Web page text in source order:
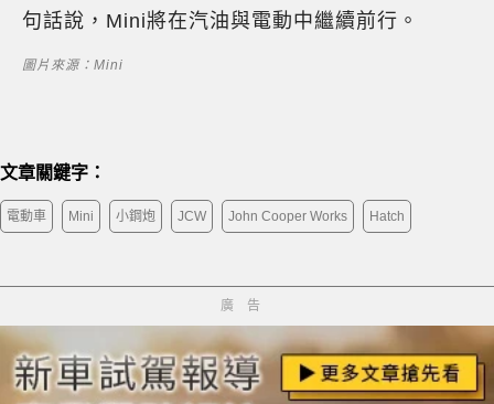
句話說，Mini將在汽油與電動中繼續前行。
圖片來源：Mini
文章關鍵字：
電動車 Mini 小鋼炮 JCW John Cooper Works Hatch
廣告